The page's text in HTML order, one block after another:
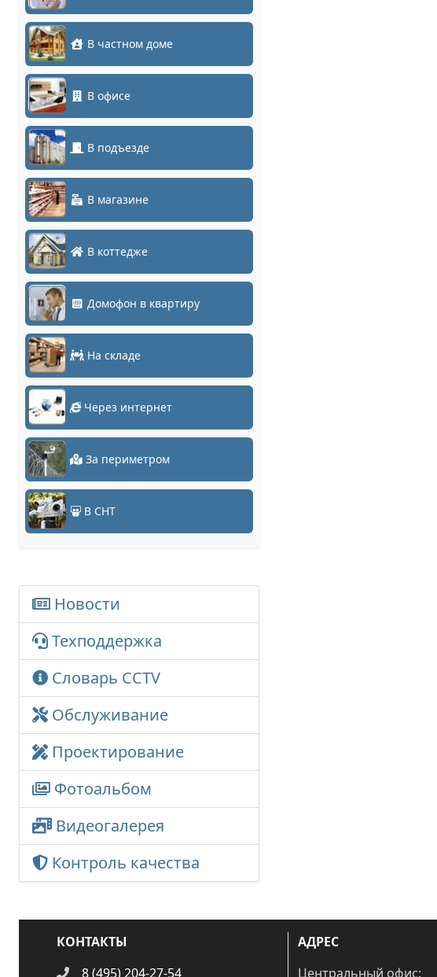
В частном доме
В офисе
В подъезде
В магазине
В коттедже
Домофон в квартиру
На складе
Через интернет
За периметром
В СНТ
Новости
Техподдержка
Словарь CCTV
Обслуживание
Проектирование
Фотоальбом
Видеогалерея
Контроль качества
КОНТАКТЫ
8 (495) 204-27-54
АДРЕС
Центральный офис: